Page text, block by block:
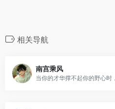
相关导航
南宫乘风
当你的才华撑不起你的野心